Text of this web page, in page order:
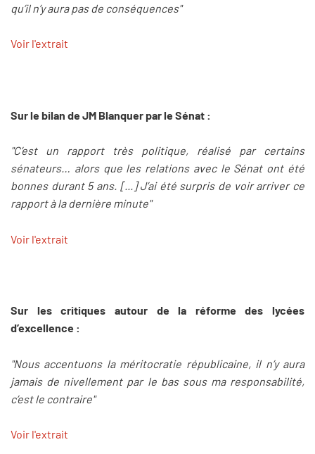
qu’il n’y aura pas de conséquences"
Voir l'extrait
Sur le bilan de JM Blanquer par le Sénat :
"C’est un rapport très politique, réalisé par certains
sénateurs… alors que les relations avec le Sénat ont été
bonnes durant 5 ans. [...] J’ai été surpris de voir arriver ce
rapport à la dernière minute"
Voir l'extrait
Sur les critiques autour de la réforme des lycées
d’excellence :
"Nous accentuons la méritocratie républicaine, il n’y aura
jamais de nivellement par le bas sous ma responsabilité,
c’est le contraire"
Voir l'extrait